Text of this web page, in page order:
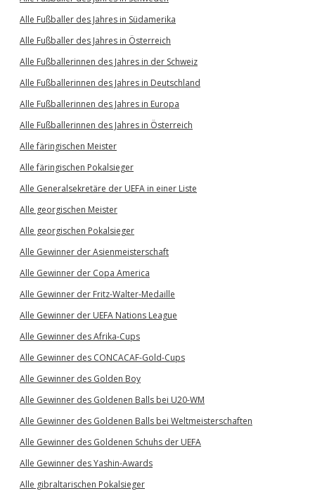
Alle Fußballer des Jahres in Südamerika
Alle Fußballer des Jahres in Österreich
Alle Fußballerinnen des Jahres in der Schweiz
Alle Fußballerinnen des Jahres in Deutschland
Alle Fußballerinnen des Jahres in Europa
Alle Fußballerinnen des Jahres in Österreich
Alle färingischen Meister
Alle färingischen Pokalsieger
Alle Generalsekretäre der UEFA in einer Liste
Alle georgischen Meister
Alle georgischen Pokalsieger
Alle Gewinner der Asienmeisterschaft
Alle Gewinner der Copa America
Alle Gewinner der Fritz-Walter-Medaille
Alle Gewinner der UEFA Nations League
Alle Gewinner des Afrika-Cups
Alle Gewinner des CONCACAF-Gold-Cups
Alle Gewinner des Golden Boy
Alle Gewinner des Goldenen Balls bei U20-WM
Alle Gewinner des Goldenen Balls bei Weltmeisterschaften
Alle Gewinner des Goldenen Schuhs der UEFA
Alle Gewinner des Yashin-Awards
Alle gibraltarischen Pokalsieger